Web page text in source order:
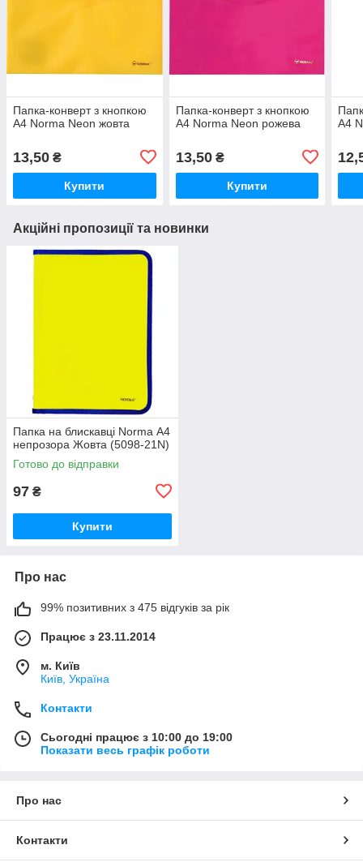
Папка-конверт з кнопкою
А4 Norma Neon жовта
13,50 ₴
Купити
Папка-конверт з кнопкою
А4 Norma Neon рожева
13,50₴
Купити
А4
Акційні пропозиції та новинки
Папка на блискавці Norma А4
непрозора Жовта (5098-21N)
Готово до відправки
97 ₴
Купити
Про нас
99% позитивних з 475 відгуків за рік
Працює з 23.11.2014
м. Київ
Київ, Україна
Контакти
Сьогодні працює з 10:00 до 19:00
Показати весь графік роботи
Про нас
Контакти